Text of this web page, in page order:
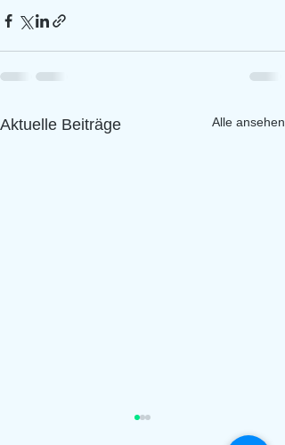
Aktuelle Beiträge Alle ansehen